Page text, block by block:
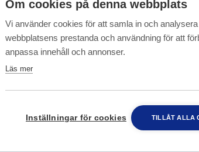
vara – Föreståndare för
07 oktober 2026 | 10:00-14:00
(exkl. moms):3495 SEK
:18
Om cookies på denna webbplats
Vi använder cookies för att samla in och
webbplatsens prestanda och användning för att
anpassa innehåll och annonser.
Läs mer
Inställningar för cookies TILLÅT ALLA